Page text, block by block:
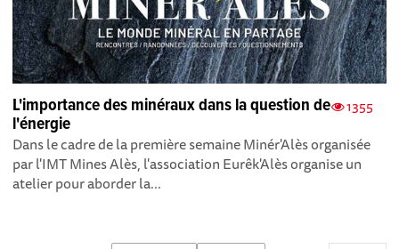
1355
L'importance des minéraux dans la question de
l'énergie
Dans le cadre de la première semaine Minér'Alès organisée
par l'IMT Mines Alès, l'association Eurêk'Alès organise un
atelier pour aborder la...